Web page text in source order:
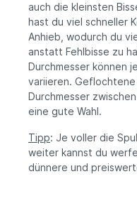
auch die kleinsten
hast du viel schneller
Anhieb, wodurch du
anstatt Fehlbisse zu
Durchmesser können
variieren. Geflochtene
Durchmesser
eine gute Wahl.
Tipp: Je voller die
weiter kannst du
dünnere und